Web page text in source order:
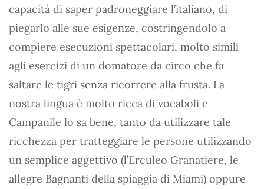
capacità di saper padroneggiare l’italiano, di
piegarlo alle sue esigenze, costringendolo a
compiere esecuzioni spettacolari, molto simili
agli esercizi di un domatore da circo che fa
saltare le tigri senza ricorrere alla frusta. La
nostra lingua è molto ricca di vocaboli e
Campanile lo sa bene, tanto da utilizzare tale
ricchezza per tratteggiare le persone utilizzando
un semplice aggettivo (l’Erculeo Granatiere, le
allegre Bagnanti della spiaggia di Miami) oppure